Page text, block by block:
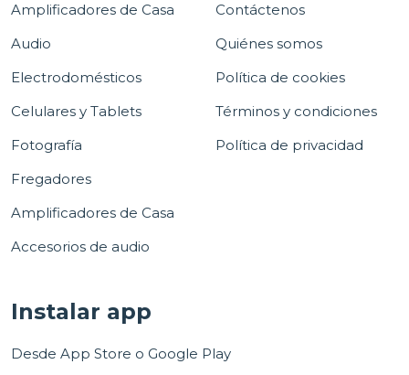
Amplificadores de Casa
Audio
Electrodomésticos
Celulares y Tablets
Fotografía
Fregadores
Amplificadores de Casa
Accesorios de audio
Contáctenos
Quiénes somos
Política de cookies
Términos y condiciones
Política de privacidad
Instalar app
Desde App Store o Google Play